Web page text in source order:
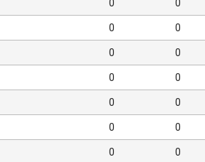
0 0
0 0
0 0
0 0
0 0
0 0
0 0